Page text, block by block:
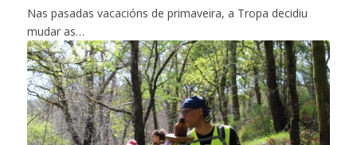
Nas pasadas vacacións de primaveira, a Tropa decidiu
mudar as…